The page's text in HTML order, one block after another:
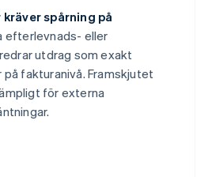
spårning på
efterlevnads- eller
utdrag som exakt
fakturanivå. Framskjutet
för externa